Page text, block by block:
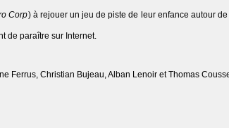
Corp) à rejouer un jeu de piste de leur enfance autour
de paraître sur Internet.
Ferrus, Christian Bujeau, Alban Lenoir et Thomas